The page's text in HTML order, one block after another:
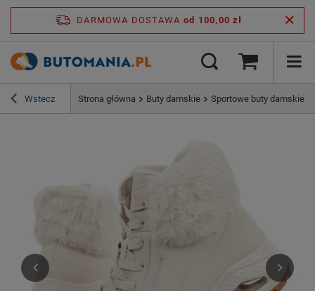
DARMOWA DOSTAWA od 100,00 zł
Wstecz Strona główna Buty damskie Sportowe buty damskie